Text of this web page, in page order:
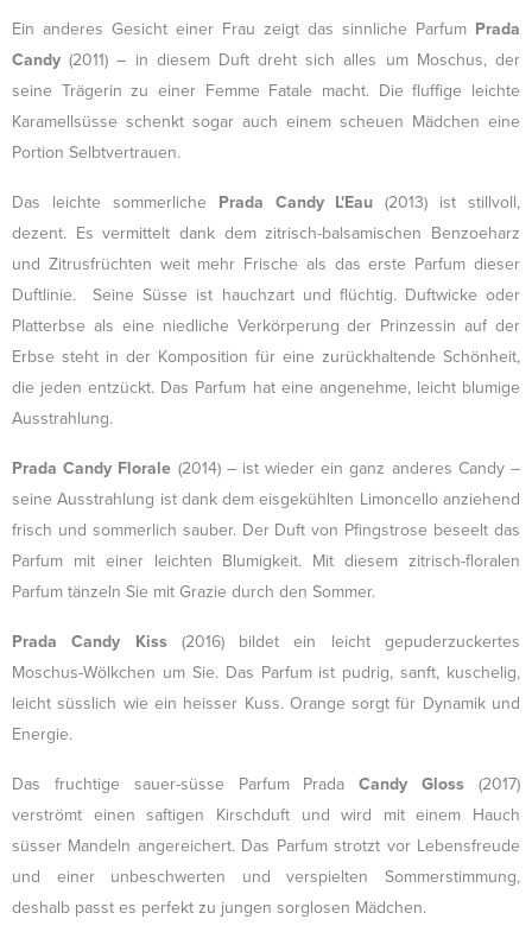
Ein anderes Gesicht einer Frau zeigt das sinnliche Parfum Prada
Candy (2011) – in diesem Duft dreht sich alles um Moschus, der
seine Trägerin zu einer Femme Fatale macht. Die fluffige leichte
Karamellsüsse schenkt sogar auch einem scheuen Mädchen eine
Portion Selbtvertrauen.
Das leichte sommerliche Prada Candy L'Eau(2013) ist stillvoll,
dezent. Es vermittelt dank dem zitrisch-balsamischen Benzoeharz
und Zitrusfrüchten weit mehr Frische als das erste Parfum dieser
Duftlinie. Seine Süsse ist hauchzart und flüchtig. Duftwicke oder
Platterbse als eine niedliche Verkörperung der Prinzessin auf der
Erbse steht in der Komposition für eine zurückhaltende Schönheit,
die jeden entzückt. Das Parfum hat eine angenehme, leicht blumige
Ausstrahlung.
Prada Candy Florale (2014) – ist wieder ein ganz anderes Candy –
seine Ausstrahlung ist dank dem eisgekühlten Limoncello anziehend
frisch und sommerlich sauber. Der Duft von Pfingstrose beseelt das
Parfum mit einer leichten Blumigkeit. Mit diesem zitrisch-floralen
Parfum tänzeln Sie mit Grazie durch den Sommer.
Prada Candy Kiss (2016) bildet ein leicht gepuderzuckertes
Moschus-Wölkchen um Sie. Das Parfum ist pudrig, sanft, kuschelig,
leicht süsslich wie ein heisser Kuss. Orange sorgt für Dynamik und
Energie.
Das fruchtige sauer-süsse Parfum PradaCandy Gloss (2017)
verströmt einen saftigen Kirschduft und wird mit einem Hauch
süsser Mandeln angereichert. Das Parfum strotzt vor Lebensfreude
und einer unbeschwerten und verspielten Sommerstimmung,
deshalb passt es perfekt zu jungen sorglosen Mädchen.